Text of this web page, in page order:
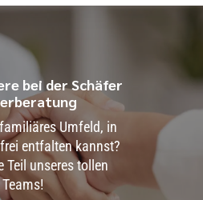
bei der Schäfer
Umfeld, in
entfalten kannst?
Teil unseres tollen
Teams!